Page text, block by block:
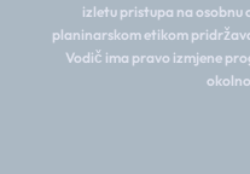
izletu pristupa na osobnu
planinarskom etikom
Vodič ima pravo izmjene